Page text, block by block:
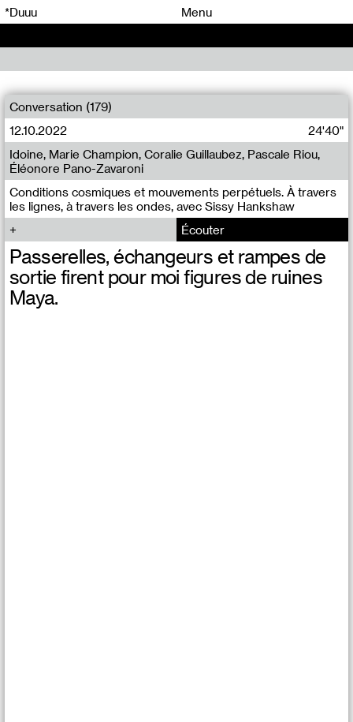
*Duuu Menu
Conversation (179)
12.10.2022
24'40"
Conditions cosmiques et mouvements perpétuels. À travers
les lignes, à travers les ondes, avec Sissy Hankshaw
Idoine, Marie Champion, Coralie Guillaubez, Pascale Riou,
Éléonore Pano-Zavaroni
Écouter
Passerelles, échangeurs et rampes de
sortie firent pour moi figures de ruines
Maya.
00 00
00 00